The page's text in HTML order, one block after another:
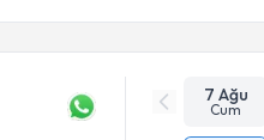
7 Ağu
Cum